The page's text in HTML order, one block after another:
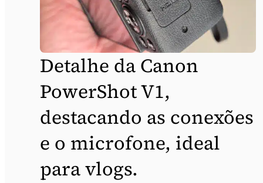
Detalhe da Canon
PowerShot V1,
destacando as conexões
e o microfone, ideal
para vlogs.